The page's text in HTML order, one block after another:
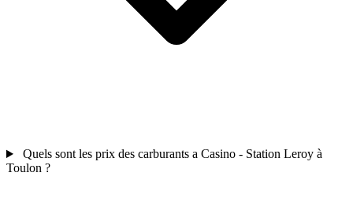
Quels sont les prix des carburants a Casino - Station Leroy à
Toulon ?